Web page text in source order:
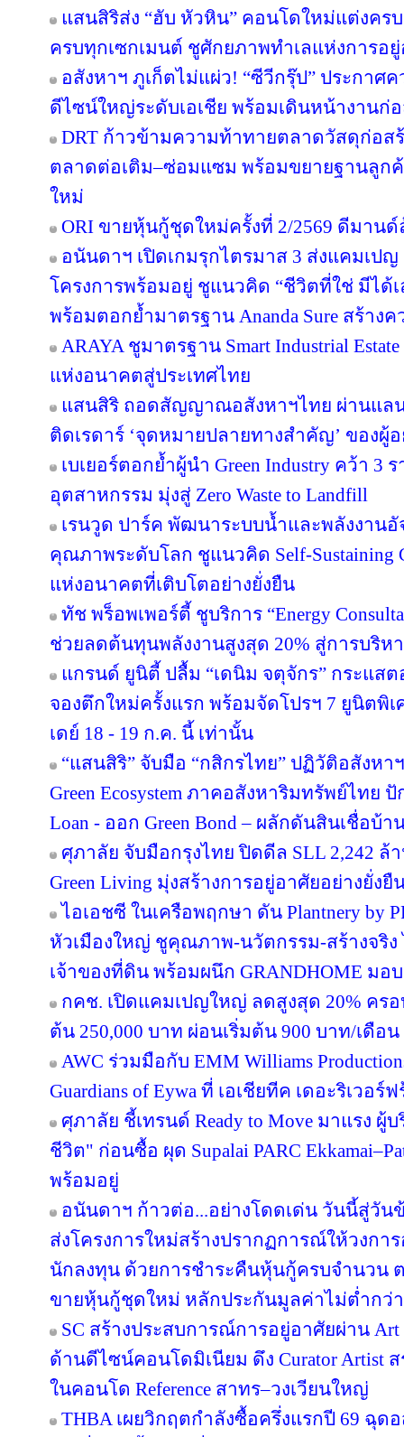
แสนสิริส่ง “ฮับ หัวหิน” คอนโดใหม่แต่งคร
ครบทุกเซกเมนต์ ชูศักยภาพทำเลแห่งการอ
อสังหาฯ ภูเก็ตไม่แผ่ว! “ซีวีกรุ๊ป” ประกาศค
ดีไซน์ใหญ่ระดับเอเชีย พร้อมเดินหน้างานก่อ
DRT ก้าวข้ามความท้าทายตลาดวัสดุก่อสร้
ตลาดต่อเติม–ซ่อมแซม พร้อมขยายฐานลูก
ใหม่
ORI ขายหุ้นกู้ชุดใหม่ครั้งที่ 2/2569 ดีมาน
อนันดาฯ เปิดเกมรุกไตรมาส 3 ส่งแคมเปญ
โครงการพร้อมอยู่ ชูแนวคิด “ชีวิตที่ใช่ มีได้
พร้อมตอกย้ำมาตรฐาน Ananda Sure สร้าง
ARAYA ชูมาตรฐาน Smart Industrial
แห่งอนาคตสู่ประเทศไทย
แสนสิริ ถอดสัญญาณอสังหาฯไทย ผ่านแล
ติดเรดาร์ ‘จุดหมายปลายทางสำคัญ’ ของผู้
เบเยอร์ตอกย้ำผู้นำ Green Industry คว้า 3
อุตสาหกรรม มุ่งสู่ Zero Waste to Landfill
เรนวูด ปาร์ค พัฒนาระบบน้ำและพลังงาน
คุณภาพระดับโลก ชูแนวคิด Self-Sustaining
แห่งอนาคตที่เติบโตอย่างยั่งยืน
ทัช พร็อพเพอร์ตี้ ชูบริการ “Energy
ช่วยลดต้นทุนพลังงานสูงสุด 20% สู่การบริห
แกรนด์ ยูนิตี้ ปลื้ม “เดนิม จตุจักร” กระแสต
จองตึกใหม่ครั้งแรก พร้อมจัดโปรฯ 7 ยูนิตพิเ
เดย์ 18 - 19 ก.ค. นี้ เท่านั้น
“แสนสิริ” จับมือ “กสิกรไทย” ปฏิวัติอสังหา
Green Ecosystem ภาคอสังหาริมทรัพย์ไทย
Loan - ออก Green Bond – ผลักดันสินเชื่อบ้า
ศุภาลัย จับมือกรุงไทย ปิดดีล SLL 2,242 ล้
Green Living มุ่งสร้างการอยู่อาศัยอย่างยั่งยื
ไอเอชซี ในเครือพฤกษา ดัน Plantnery by
หัวเมืองใหญ่ ชูคุณภาพ-นวัตกรรม-สร้างจริง
เจ้าของที่ดิน พร้อมผนึก GRANDHOME ม
กคช. เปิดแคมเปญใหญ่ ลดสูงสุด 20% ครอ
ต้น 250,000 บาท ผ่อนเริ่มต้น 900 บาท/เดือน
AWC ร่วมมือกับ EMM Williams
Guardians of Eywa ที่ เอเชียทีค เดอะริเวอ
ศุภาลัย ชี้เทรนด์ Ready to Move มาแรง
ชีวิต" ก่อนซื้อ ผุด Supalai PARC
พร้อมอยู่
อนันดาฯ ก้าวต่อ...อย่างโดดเด่น วันนี้สู่วัน
ส่งโครงการใหม่สร้างปรากฏการณ์ให้วงกา
นักลงทุน ด้วยการชำระคืนหุ้นกู้ครบจำนวน
ขายหุ้นกู้ชุดใหม่ หลักประกันมูลค่าไม่ต่ำกว่า
SC สร้างประสบการณ์การอยู่อาศัยผ่าน Art
ด้านดีไซน์คอนโดมิเนียม ดึง Curator Artist
ในคอนโด Reference สาทร–วงเวียนใหญ่
THBA เผยวิกฤตกำลังซื้อครึ่งแรกปี 69 ฉุด